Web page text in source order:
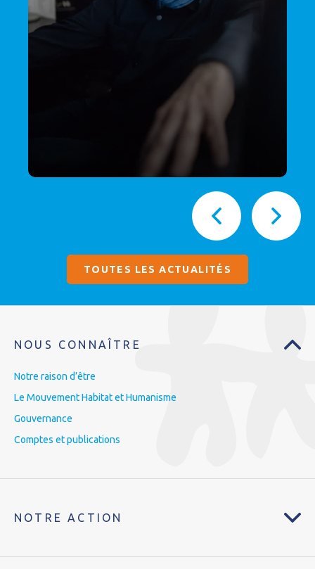
TOUTES LES ACTUALITÉS
NOUS CONNAÎTRE
Notre raison d’être
Le Mouvement Habitat et Humanisme
Gouvernance
Comptes et publications
NOTRE ACTION